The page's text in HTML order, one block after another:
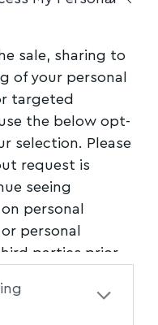
sale, sharing to
of your personal
targeted
the below opt-
selection. Please
request is
seeing
personal
personal
parties prior
your personal
από τους
ανακάλυψε την
ασυδοσία
απογειώνοντας τα
τα θανατηφόρα.
χούντας και την
και
της τερατόϊκας
προδοτών του
ΣΥΡΙΖΑΝΕΛ